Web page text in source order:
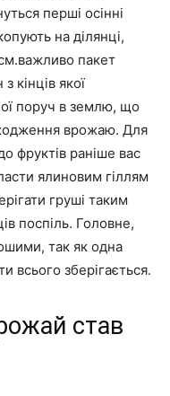
перші осінні
на ділянці,
пакет
кінців якої
поруч в землю, що
врожаю. Для
фруктів раніше вас
ялиновим гіллям
груші таким
поспіль. Головне,
так як одна
всього зберігається.
став